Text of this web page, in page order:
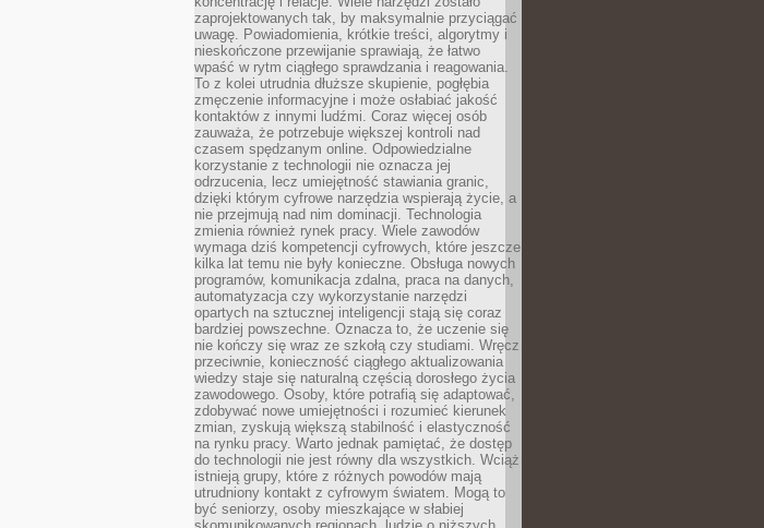
zaprojektowanych tak, by maksymalnie przyciągać
uwagę. Powiadomienia, krótkie treści, algorytmy i
nieskończone przewijanie sprawiają, że łatwo
wpaść w rytm ciągłego sprawdzania i reagowania.
To z kolei utrudnia dłuższe skupienie, pogłębia
zmęczenie informacyjne i może osłabiać jakość
kontaktów z innymi ludźmi. Coraz więcej osób
zauważa, że potrzebuje większej kontroli nad
czasem spędzanym online. Odpowiedzialne
korzystanie z technologii nie oznacza jej
odrzucenia, lecz umiejętność stawiania granic,
dzięki którym cyfrowe narzędzia wspierają życie, a
nie przejmują nad nim dominacji. Technologia
zmienia również rynek pracy. Wiele zawodów
wymaga dziś kompetencji cyfrowych, które jeszcze
kilka lat temu nie były konieczne. Obsługa nowych
programów, komunikacja zdalna, praca na danych,
automatyzacja czy wykorzystanie narzędzi
opartych na sztucznej inteligencji stają się coraz
bardziej powszechne. Oznacza to, że uczenie się
nie kończy się wraz ze szkołą czy studiami. Wręcz
przeciwnie, konieczność ciągłego aktualizowania
wiedzy staje się naturalną częścią dorosłego życia
zawodowego. Osoby, które potrafią się adaptować,
zdobywać nowe umiejętności i rozumieć kierunek
zmian, zyskują większą stabilność i elastyczność
na rynku pracy. Warto jednak pamiętać, że dostęp
do technologii nie jest równy dla wszystkich. Wciąż
istnieją grupy, które z różnych powodów mają
utrudniony kontakt z cyfrowym światem. Mogą to
być seniorzy, osoby mieszkające w słabiej